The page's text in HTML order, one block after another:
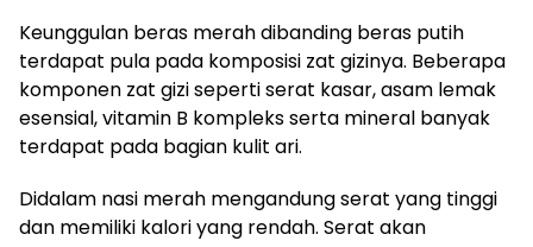
Keunggulan beras merah dibanding beras putih
terdapat pula pada komposisi zat gizinya. Beberapa
komponen zat gizi seperti serat kasar, asam lemak
esensial, vitamin B kompleks serta mineral banyak
terdapat pada bagian kulit ari.
Didalam nasi merah mengandung serat yang tinggi
dan memiliki kalori yang rendah. Serat akan